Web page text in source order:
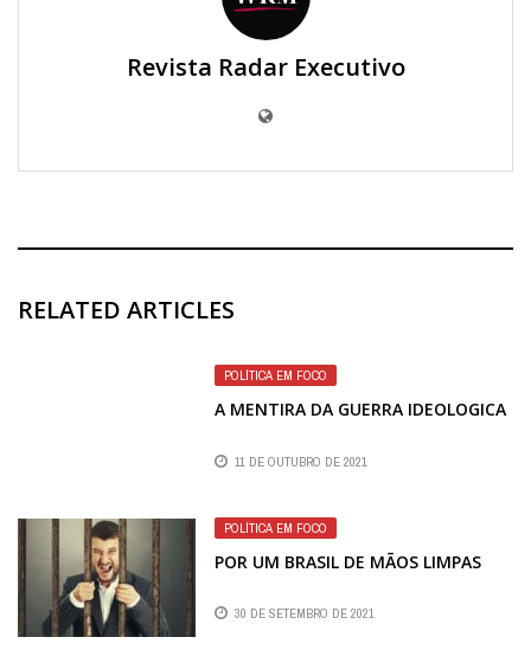
Revista Radar Executivo
RELATED ARTICLES
POLÍTICA EM FOCO
A MENTIRA DA GUERRA IDEOLOGICA
11 DE OUTUBRO DE 2021
POLÍTICA EM FOCO
POR UM BRASIL DE MÃOS LIMPAS
30 DE SETEMBRO DE 2021